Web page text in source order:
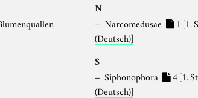
N
Narcomedusae 1 [1.
(Deutsch)]
S
Siphonophora 4[1.
(Deutsch)]